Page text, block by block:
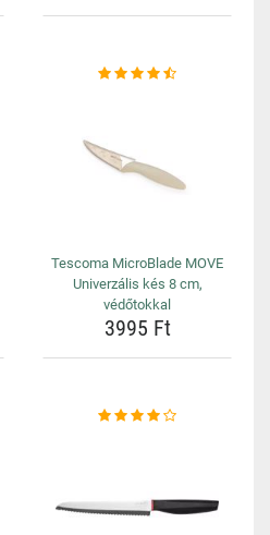
Tescoma MicroBlade MOVE
Univerzális kés 8 cm,
védőtokkal
3995 Ft